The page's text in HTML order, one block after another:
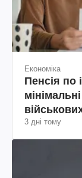
Економіка
Пенсія по
3 дні тому